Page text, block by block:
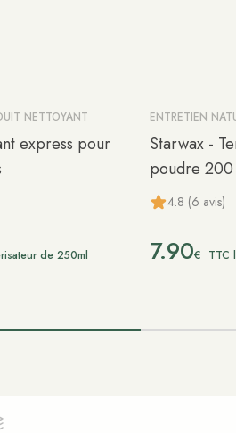
NETTOYANT
express pour
de 250ml
ENTRETIEN
Starwax -
poudre
4.8 (6 avis)
7.90€ TTC